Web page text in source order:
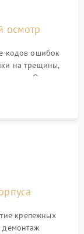
осмотр
кодов ошибок
на трещины,
Опрос
посуду,
крепежных
демонтаж